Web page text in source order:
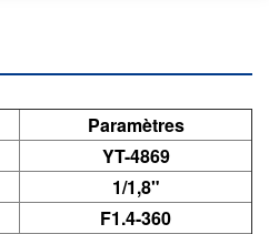
Paramètres
YT-4869
1/1,8"
F1.4-360